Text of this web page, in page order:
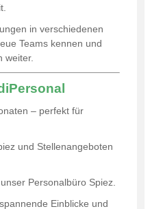
in verschiedenen
Teams kennen und
weiter.
– perfekt für
und Stellenangeboten
Personalbüro Spiez.
Einblicke und